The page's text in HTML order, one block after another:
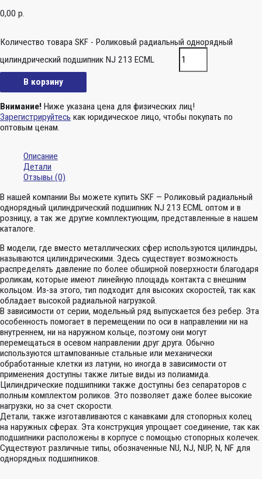
0,00 р.
Количество товара SKF - Роликовый радиальный однорядный
цилиндрический подшипник NJ 213 ECML
В корзину
Внимание! Ниже указана цена для физических лиц!
Зарегистрируйтесь как юридическое лицо, чтобы покупать по
оптовым ценам.
Описание
Детали
Отзывы (0)
В нашей компании Вы можете купить SKF — Роликовый радиальный
однорядный цилиндрический подшипник NJ 213 ECML оптом и в
розницу, а так же другие комплектующим, представленные в нашем
каталоге.
В модели, где вместо металлических сфер используются цилиндры,
называются цилиндрическими. Здесь существует возможность
распределять давление по более обширной поверхности благодаря
роликам, которые имеют линейную площадь контакта с внешним
кольцом. Из-за этого, тип подходит для высоких скоростей, так как
обладает высокой радиальной нагрузкой.
В зависимости от серии, модельный ряд выпускается без ребер. Эта
особенность помогает в перемещении по оси в направлении ни на
внутреннем, ни на наружном кольце, поэтому они могут
перемещаться в осевом направлении друг друга. Обычно
используются штампованные стальные или механически
обработанные клетки из латуни, но иногда в зависимости от
применения доступны также литые виды из полиамида.
Цилиндрические подшипники также доступны без сепараторов с
полным комплектом роликов. Это позволяет даже более высокие
нагрузки, но за счет скорости.
Детали, также изготавливаются с канавками для стопорных колец
на наружных сферах. Эта конструкция упрощает соединение, так как
подшипники расположены в корпусе с помощью стопорных колечек.
Существуют различные типы, обозначенные NU, NJ, NUP, N, NF для
однорядных подшипников.